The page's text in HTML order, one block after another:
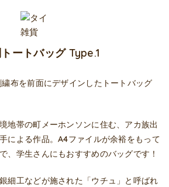
ートバッグ Type.1
布を前面にデザインしたトートバッグ
地帯の町メーホンソンに住む、アカ族出
による作品。A4ファイルが余裕をもって
、学生さんにもおすすめのバッグです！
細工などが施された「ウチュ」と呼ばれ